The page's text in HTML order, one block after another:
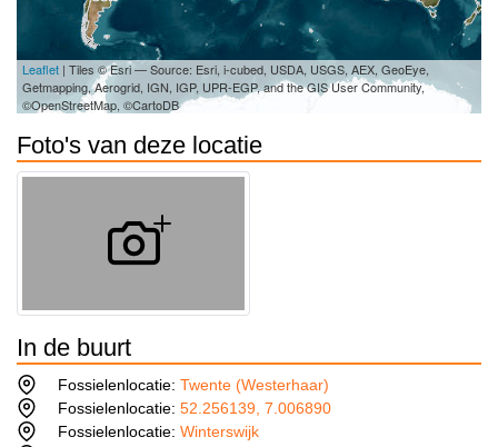
Leaflet | Tiles © Esri — Source: Esri, i-cubed, USDA, USGS, AEX, GeoEye,
Getmapping, Aerogrid, IGN, IGP, UPR-EGP, and the GIS User Community,
©OpenStreetMap, ©CartoDB
Foto's van deze locatie
In de buurt
Fossielenlocatie:Twente (Westerhaar)
Fossielenlocatie:52.256139, 7.006890
Fossielenlocatie:Winterswijk